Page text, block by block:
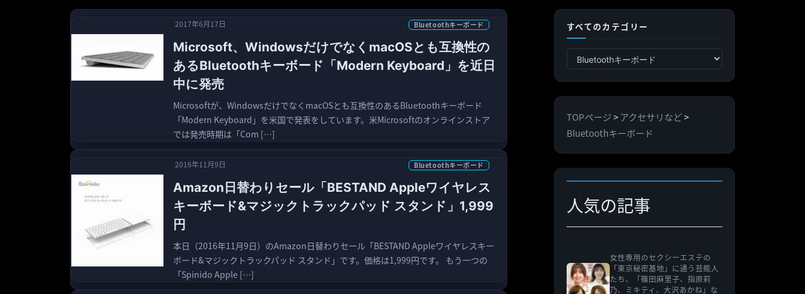
2017年6月17日 Bluetoothキーボード
Microsoft、WindowsだけでなくmacOSとも互換性の
あるBluetoothキーボード「Modern Keyboard」を近日
中に発売
Microsoftが、WindowsだけでなくmacOSとも互換性のあるBluetoothキーボード
「Modern Keyboard」を米国で発表をしています。米Microsoftのオンラインストア
では発売時期は「Com […]
2016年11月9日 Bluetoothキーボード
Amazon日替わりセール「BESTAND Appleワイヤレス
キーボード&マジックトラックパッド スタンド」1,999
円
本日（2016年11月9日）のAmazon日替わりセール「BESTAND Appleワイヤレスキー
ボード&マジックトラックパッド スタンド」です。価格は1,999円です。 もう一つの
「Spinido Apple […]
すべてのカテゴリー
べ
カ
テ
ゴ
リ
ー
TOPページ> アクセサリなど>
Bluetoothキーボード
人気の記事
女性専用のセクシーエステの
「東京秘密基地」に通う芸能人
たち、「篠田麻里子、指原莉
乃、ミキティ、大沢あかね」な